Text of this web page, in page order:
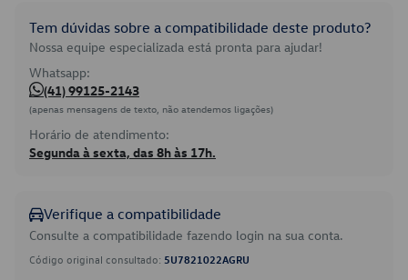
Tem dúvidas sobre a compatibilidade deste produto?
Nossa equipe especializada está pronta para ajudar!
Whatsapp:
(41) 99125-2143
(apenas mensagens de texto, não atendemos ligações)
Horário de atendimento:
Segunda à sexta, das 8h às 17h.
Verifique a compatibilidade
Consulte a compatibilidade fazendo login na sua conta.
Código original consultado: 5U7821022AGRU